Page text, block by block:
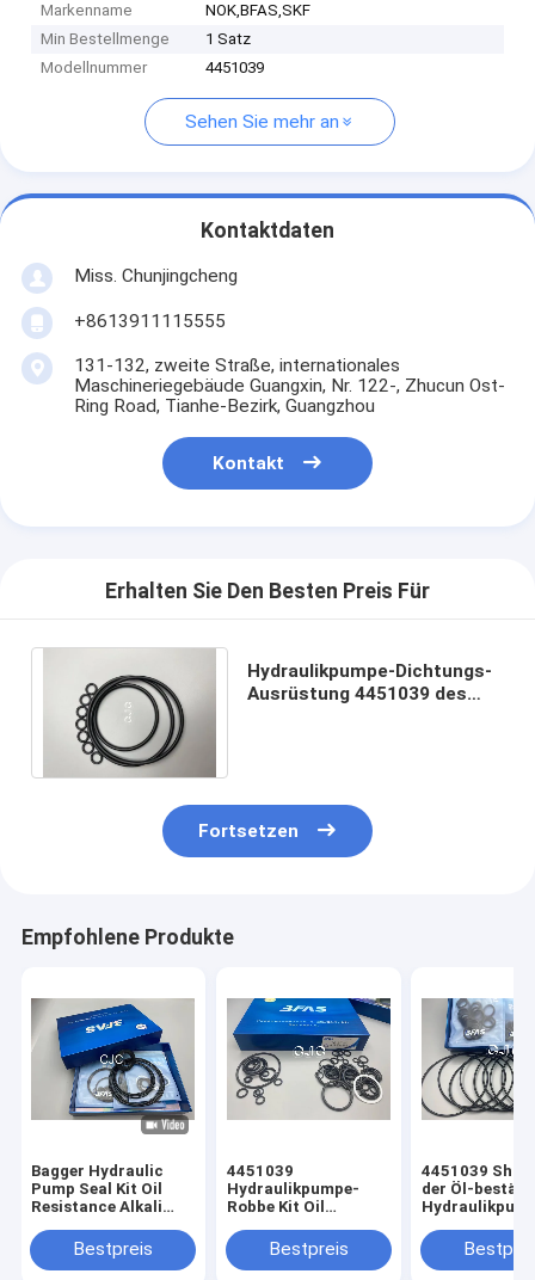
Markenname
NOK,BFAS,SKF
Min Bestellmenge
1 Satz
Modellnummer
4451039
Sehen Sie mehr an
Kontaktdaten
Miss. Chunjingcheng
+8613911115555
131-132, zweite Straße, internationales
Maschineriegebäude Guangxin, Nr. 122-, Zhucun Ost-
Ring Road, Tianhe-Bezirk, Guangzhou
Kontakt
Erhalten Sie Den Besten Preis Für
Hydraulikpumpe-Dichtungs-
Ausrüstung 4451039 des
Fortsetzen
Empfohlene Produkte
Bagger Hydraulic
Pump Seal Kit Oil
Resistance Alkali
Bestpreis
4451039
Hydraulikpumpe-
Robbe Kit Oil
KOMATSU PC130-7
Bestpreis
4451039
der Öl-
Ausrüstungs-